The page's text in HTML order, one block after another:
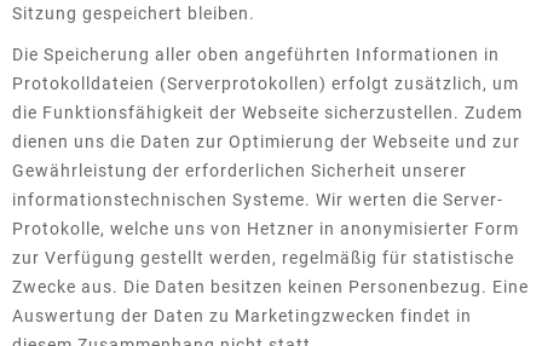
Sitzung gespeichert bleiben.
Die Speicherung aller oben angeführten Informationen in
Protokolldateien (Serverprotokollen) erfolgt zusätzlich, um
die Funktionsfähigkeit der Webseite sicherzustellen. Zudem
dienen uns die Daten zur Optimierung der Webseite und zur
Gewährleistung der erforderlichen Sicherheit unserer
informationstechnischen Systeme. Wir werten die Server-
Protokolle, welche uns von Hetzner in anonymisierter Form
zur Verfügung gestellt werden, regelmäßig für statistische
Zwecke aus. Die Daten besitzen keinen Personenbezug. Eine
Auswertung der Daten zu Marketingzwecken findet in